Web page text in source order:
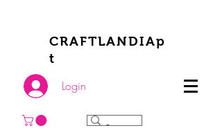
CRAFTLANDIAp
t
Login